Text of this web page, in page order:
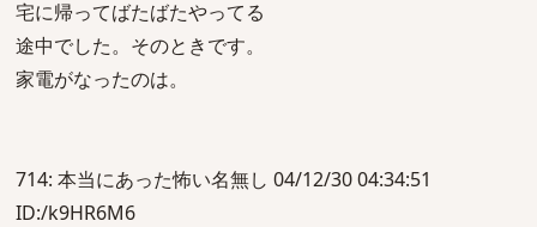
宅に帰ってばたばたやってる
途中でした。そのときです。
家電がなったのは。
714: 本当にあった怖い名無し 04/12/30 04:34:51
ID:/k9HR6M6